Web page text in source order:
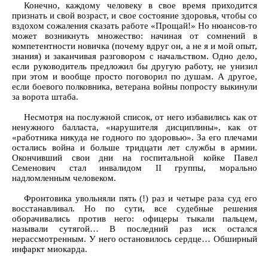
Конечно, каждому человеку в свое время приходится
признать и свой возраст, и свое состояние здоровья, чтобы со
вздохом сожаления сказать работе «Прощай!» Но нюансов-то
может возникнуть множество: начиная от сомнений в
компетентности новичка (почему вдруг он, а не я и мой опыт,
знания) и заканчивая разговором с начальством. Одно дело,
если руководитель предложил бы другую работу, не унизил
при этом и вообще просто поговорил по душам. А другое,
если боевого полковника, ветерана войны попросту выкинули
за ворота штаба.
Несмотря на послужной список, от него избавились как от
ненужного балласта, «нарушителя дисциплины», как от
«работника никуда не годного по здоровью». За его плечами
остались война и больше тридцати лет службы в армии.
Окончивший свои дни на госпитальной койке Павел
Семенович стал инвалидом II группы, морально
надломленным человеком.
Фронтовика увольняли пять (!) раз и четыре раза суд его
восстанавливал. Но по сути, все судебные решения
оборачивались против него: офицеры тыкали пальцем,
называли сутягой… В последний раз иск остался
нерассмотренным. У него остановилось сердце… Обширный
инфаркт миокарда.